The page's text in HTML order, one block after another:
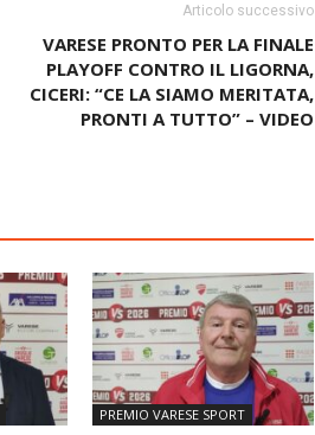
Articolo successivo
VARESE PRONTO PER LA FINALE
PLAYOFF CONTRO IL LIGORNA,
CICERI: “CE LA SIAMO MERITATA,
PRONTI A TUTTO” – VIDEO
PREMIO VARESE SPORT